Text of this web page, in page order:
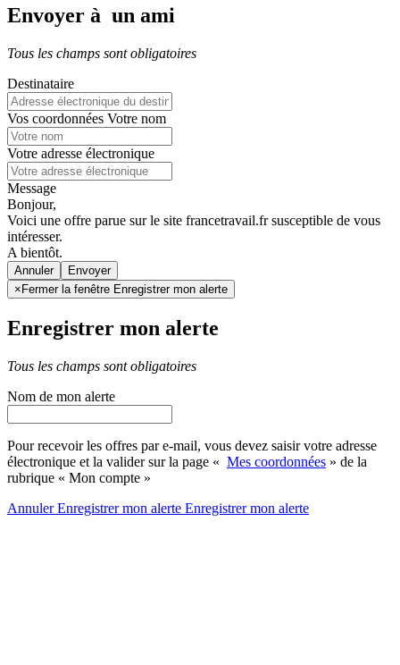
Envoyer à un ami
Tous les champs sont obligatoires
Destinataire
Vos coordonnées Votre nom
Votre adresse électronique
Message
Bonjour,
Voici une offre parue sur le site francetravail.fr susceptible de vous
intéresser.
A bientôt.
Annuler
× Fermer la fenêtre Enregistrer mon alerte
Enregistrer mon alerte
Tous les champs sont obligatoires
Nom de mon alerte
Pour recevoir les offres par e-mail, vous devez saisir votre adresse
électronique et la valider sur la page « Mes coordonnées » de la
rubrique « Mon compte »
AnnulerEnregistrer mon alerte Enregistrermon alerte